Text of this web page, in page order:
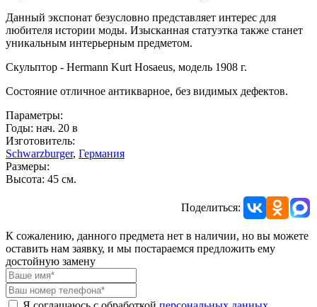
Данный экспонат безусловно представляет интерес для
любителя истории моды. Изысканная статуэтка также станет
уникальным интерьерным предметом.
Скульптор - Hermann Kurt Hosaeus, модель 1908 г.
Состояние отличное антикварное, без видимых дефектов.
Параметры:
Годы: нач. 20 в
Изготовитель:
Schwarzburger, Германия
Размеры:
Высота: 45 см.
Поделиться:
К сожалению, данного предмета нет в наличии, но вы можете
оставить нам заявку, и мы постараемся предложить ему
достойную замену